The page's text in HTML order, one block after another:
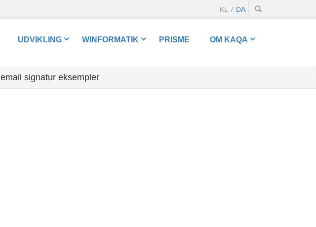
KL DA
UDVIKLING WINFORMATIK PRISME OM KAQA
email signatur eksempler